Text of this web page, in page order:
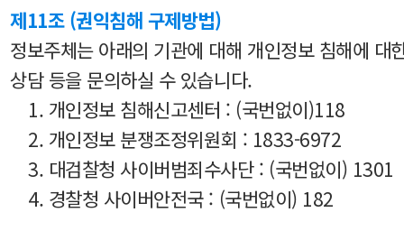
제11조 (권익침해 구제방법)
정보주체는 아래의 기관에 대해 개인정보 침해에 대
상담 등을 문의하실 수 있습니다.
1. 개인정보 침해신고센터 : (국번없이)118
2. 개인정보 분쟁조정위원회 : 1833-6972
3. 대검찰청 사이버범죄수사단 : (국번없이) 1301
4. 경찰청 사이버안전국 : (국번없이) 182